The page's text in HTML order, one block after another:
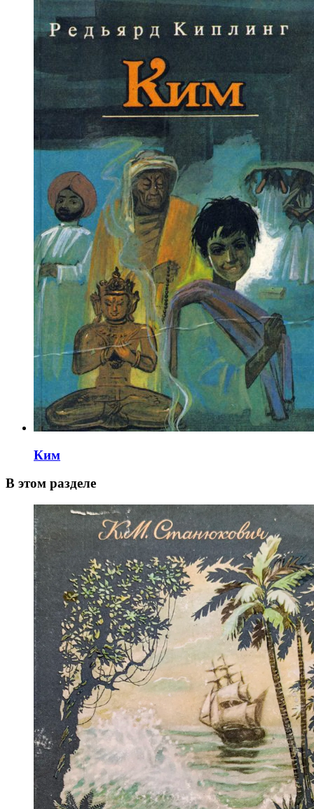
Ким
В этом разделе